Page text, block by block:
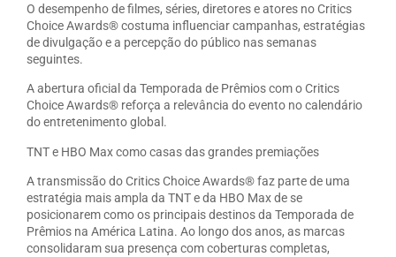
O desempenho de filmes, séries, diretores e atores no Critics
Choice Awards® costuma influenciar campanhas, estratégias
de divulgação e a percepção do público nas semanas
seguintes.
A abertura oficial da Temporada de Prêmios com o Critics
Choice Awards® reforça a relevância do evento no calendário
do entretenimento global.
TNT e HBO Max como casas das grandes premiações
A transmissão do Critics Choice Awards® faz parte de uma
estratégia mais ampla da TNT e da HBO Max de se
posicionarem como os principais destinos da Temporada de
Prêmios na América Latina. Ao longo dos anos, as marcas
consolidaram sua presença com coberturas completas,